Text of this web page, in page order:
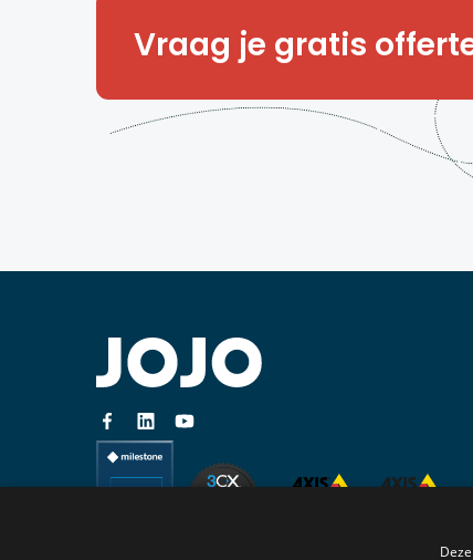
niveau tillen.
Vraag je gratis